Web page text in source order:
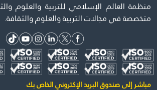
منظمة العالم الإسلامي للتربية والعلوم
متخصصة في مجالات التربية والعلوم والثقافة.
مباشر إلى صندوق البريد الإكتروني الخاص بك